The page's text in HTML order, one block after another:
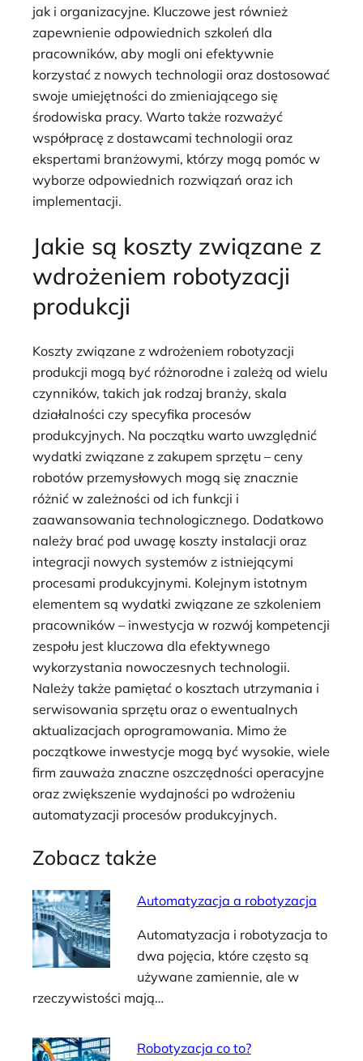
jak i organizacyjne. Kluczowe jest również
zapewnienie odpowiednich szkoleń dla
pracowników, aby mogli oni efektywnie
korzystać z nowych technologii oraz dostosować
swoje umiejętności do zmieniającego się
środowiska pracy. Warto także rozważyć
współpracę z dostawcami technologii oraz
ekspertami branżowymi, którzy mogą pomóc w
wyborze odpowiednich rozwiązań oraz ich
implementacji.
Jakie są koszty związane z
wdrożeniem robotyzacji
produkcji
Koszty związane z wdrożeniem robotyzacji
produkcji mogą być różnorodne i zależą od wielu
czynników, takich jak rodzaj branży, skala
działalności czy specyfika procesów
produkcyjnych. Na początku warto uwzględnić
wydatki związane z zakupem sprzętu – ceny
robotów przemysłowych mogą się znacznie
różnić w zależności od ich funkcji i
zaawansowania technologicznego. Dodatkowo
należy brać pod uwagę koszty instalacji oraz
integracji nowych systemów z istniejącymi
procesami produkcyjnymi. Kolejnym istotnym
elementem są wydatki związane ze szkoleniem
pracowników – inwestycja w rozwój kompetencji
zespołu jest kluczowa dla efektywnego
wykorzystania nowoczesnych technologii.
Należy także pamiętać o kosztach utrzymania i
serwisowania sprzętu oraz o ewentualnych
aktualizacjach oprogramowania. Mimo że
początkowe inwestycje mogą być wysokie, wiele
firm zauważa znaczne oszczędności operacyjne
oraz zwiększenie wydajności po wdrożeniu
automatyzacji procesów produkcyjnych.
Zobacz także
Automatyzacja a robotyzacja
Automatyzacja i robotyzacja to
dwa pojęcia, które często są
używane zamiennie, ale w
rzeczywistości mają…
Robotyzacja co to?